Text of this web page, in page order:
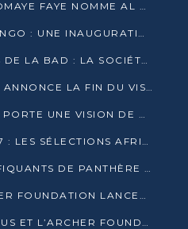
SÉNÉGAL : BASSIROU DIOMAYE FAYE NOMME AL AMINOU LÔ PREMIER MINISTRE
MUSÉE NATIONAL DU CONGO : UNE INAUGURATION PORTEUSE D’ESPOIR POUR LA CULTURE
ASSEMBLÉES ANNUELLES DE LA BAD : LA SOCIÉTÉ CIVILE CONGOLAISE À LA RECHERCHE DE PARTENAIRES POUR SES PROJETS
DENIS SASSOU-NGUESSO ANNONCE LA FIN DU VISA POUR LES AFRICAINS EN 2027
OIF : LE DR. COUMBA BÂ PORTE UNE VISION DE DIALOGUE, DE STABILITÉ ET DE RÉFORME À LA TÊTE
ÉLIMINATOIRES CAN 2027 : LES SÉLECTIONS AFRICAINES CONNAISSENT LEURS ADVERSAIRES
QUATRE PRÉSUMÉS TRAFIQUANTS DE PANTHÈRE ARRÊTÉS À EWO
EWAWA PLUS ET L’ARCHER FOUNDATION LANCENT UN CAMP DE BASKET POUR LES JEUNES À BRAZZAVILLE
BASKETBALL: EWAWA PLUS ET L’ARCHER FOUNDATION LANCENT UN CAMP POUR LES JEUNES